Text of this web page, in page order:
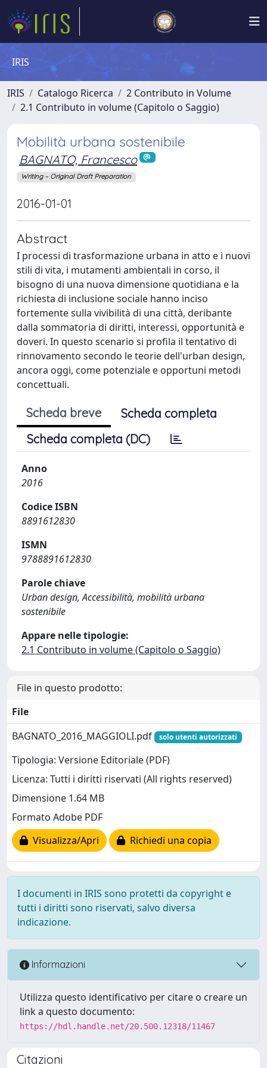
IRIS
IRIS Catalogo Ricerca
2 Contributo in Volume
2.1 Contributo in volume (Capitolo o Saggio)
Mobilità urbana sostenibile
BAGNATO, Francesco
Writing – Original Draft Preparation
2016-01-01
Abstract
I processi di trasformazione urbana in atto e i nuovi
stili di vita, i mutamenti ambientali in corso, il
bisogno di una nuova dimensione quotidiana e la
richiesta di inclusione sociale hanno inciso
fortemente sulla vivibilità di una città, deribante
dalla sommatoria di diritti, interessi, opportunità e
doveri. In questo scenario si profila il tentativo di
rinnovamento secondo le teorie dell'urban design,
ancora oggi, come potenziale e opportuni metodi
concettuali.
Scheda breve
Scheda completa
Scheda completa (DC)
Anno
2016
Codice ISBN
8891612830
ISMN
9788891612830
Parole chiave
Urban design, Accessibilità, mobilità urbana
sostenibile
Appare nelle tipologie:
2.1 Contributo in volume (Capitolo o Saggio)
File in questo prodotto:
File
BAGNATO_2016_MAGGIOLI.pdf
solo utenti autorizzati
Tipologia: Versione Editoriale (PDF)
Licenza: Tutti i diritti riservati (All rights reserved)
Dimensione 1.64 MB
Formato Adobe PDF
Visualizza/Apri
Richiedi una copia
I documenti in IRIS sono protetti da copyright e
tutti i diritti sono riservati, salvo diversa
indicazione.
Informazioni
Utilizza questo identificativo per citare o creare un
link a questo documento:
https://hdl.handle.net/20.500.12318/11467
Citazioni